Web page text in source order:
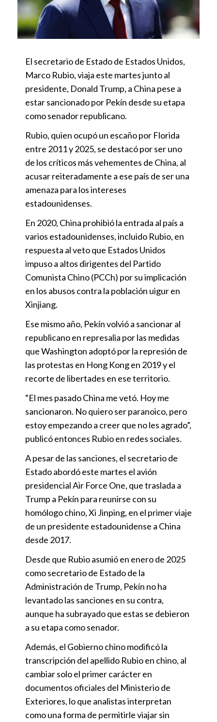
El secretario de Estado de Estados Unidos,
Marco Rubio, viaja este martes junto al
presidente, Donald Trump, a China pese a
estar sancionado por Pekín desde su etapa
como senador republicano.
Rubio, quien ocupó un escaño por Florida
entre 2011 y 2025, se destacó por ser uno
de los críticos más vehementes de China, al
acusar reiteradamente a ese país de ser una
amenaza para los intereses
estadounidenses.
En 2020, China prohibió la entrada al país a
varios estadounidenses, incluido Rubio, en
respuesta al veto que Estados Unidos
impuso a altos dirigentes del Partido
Comunista Chino (PCCh) por su implicación
en los abusos contra la población uigur en
Xinjiang.
Ese mismo año, Pekín volvió a sancionar al
republicano en represalia por las medidas
que Washington adoptó por la represión de
las protestas en Hong Kong en 2019 y el
recorte de libertades en ese territorio.
“El mes pasado China me vetó. Hoy me
sancionaron. No quiero ser paranoico, pero
estoy empezando a creer que no les agrado”,
publicó entonces Rubio en redes sociales.
A pesar de las sanciones, el secretario de
Estado abordó este martes el avión
presidencial Air Force One, que traslada a
Trump a Pekín para reunirse con su
homólogo chino, Xi Jinping, en el primer viaje
de un presidente estadounidense a China
desde 2017.
Desde que Rubio asumió en enero de 2025
como secretario de Estado de la
Administración de Trump, Pekín no ha
levantado las sanciones en su contra,
aunque ha subrayado que estas se debieron
a su etapa como senador.
Además, el Gobierno chino modificó la
transcripción del apellido Rubio en chino, al
cambiar solo el primer carácter en
documentos oficiales del Ministerio de
Exteriores, lo que analistas interpretan
como una forma de permitirle viajar sin